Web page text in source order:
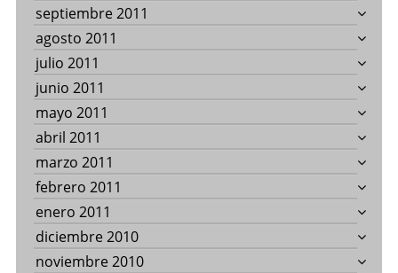
septiembre 2011
agosto 2011
julio 2011
junio 2011
mayo 2011
abril 2011
marzo 2011
febrero 2011
enero 2011
diciembre 2010
noviembre 2010